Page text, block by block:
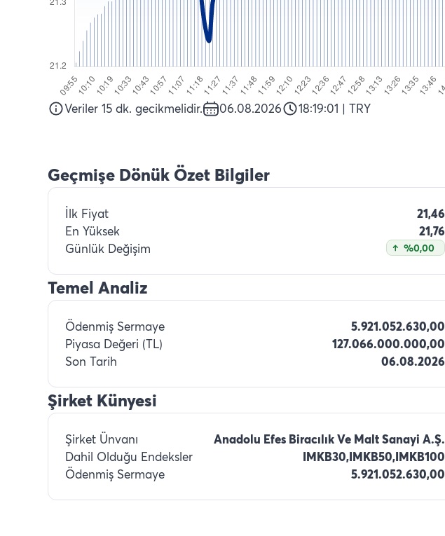
Veriler 15 dk. gecikmelidir. 06.08.2026 18:19:01 | TRY
Geçmişe Dönük Özet Bilgiler
İlk Fiyat
21,46
En Yüksek
21,76
Günlük Değişim
%0,00
Temel Analiz
Ödenmiş Sermaye
5.921.052.630,00
Piyasa Değeri (TL)
127.066.000.000,00
Son Tarih
06.08.2026
Şirket Künyesi
Şirket Ünvanı
Anadolu Efes Biracılık Ve Malt Sanayi A.Ş.
Dahil Olduğu Endeksler
IMKB30,IMKB50,IMKB100
Ödenmiş Sermaye
5.921.052.630,00